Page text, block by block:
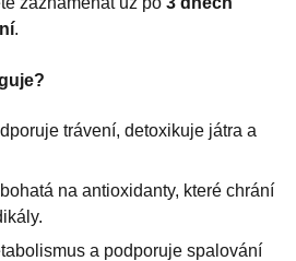
.
trávení, detoxikuje játra a
na antioxidanty, které chrání
a podporuje spalování